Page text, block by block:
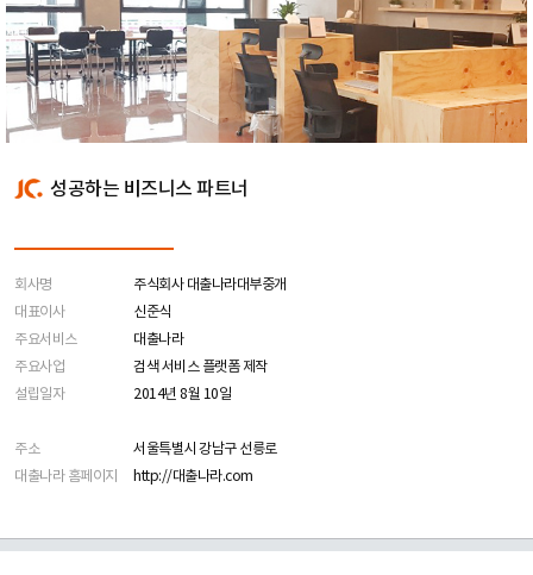
성공하는 비즈니스 파트너
회사명
주식회사 대출나라대부중개
대표이사
신준식
주요서비스
대출나라
주요사업
검색 서비스 플랫폼 제작
설립일자
2014년 8월 10일
주소
서울특별시 강남구 선릉로
대출나라 홈페이지
http://대출나라.com